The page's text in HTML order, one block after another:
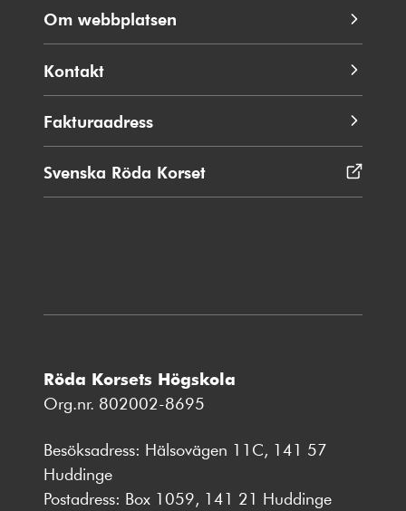
Om webbplatsen
Kontakt
Fakturaadress
Svenska Röda Korset
i
Röda Korsets Högskola
Org.nr. 802002-8695
Besöksadress: Hälsovägen 11C, 141 57
Huddinge
Postadress: Box 1059, 141 21 Huddinge